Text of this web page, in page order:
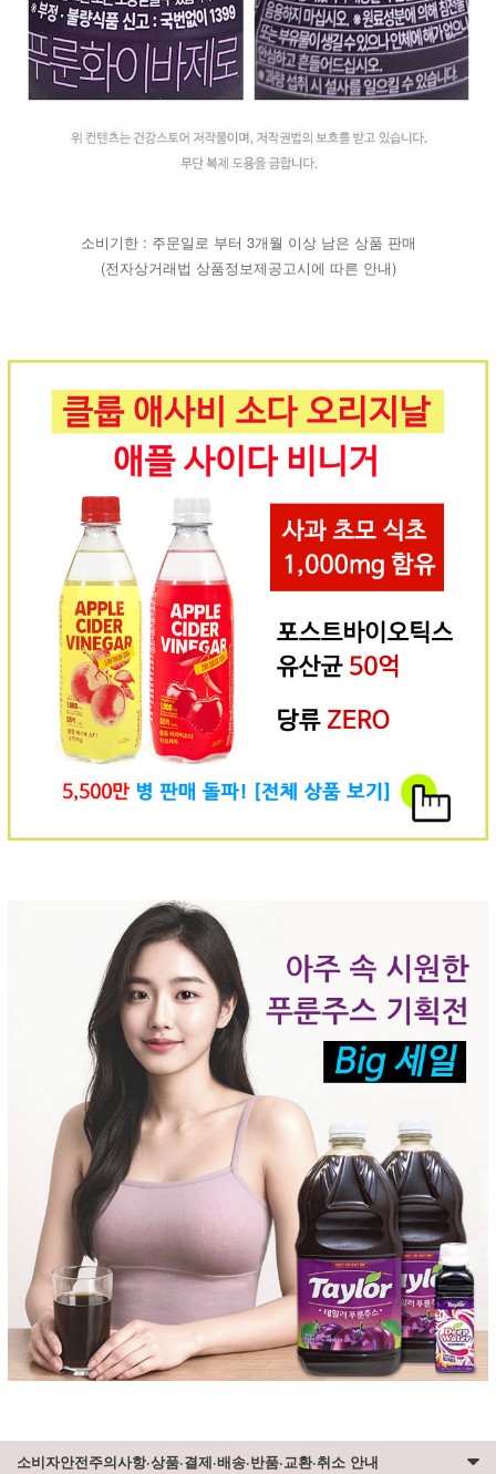
소비기한 : 주문일로 부터 3개월 이상 남은 상품 판매
(전자상거래법 상품정보제공고시에 따른 안내)
소비자안전주의사항·상품·결제·배송·반품·교환·취소 안내